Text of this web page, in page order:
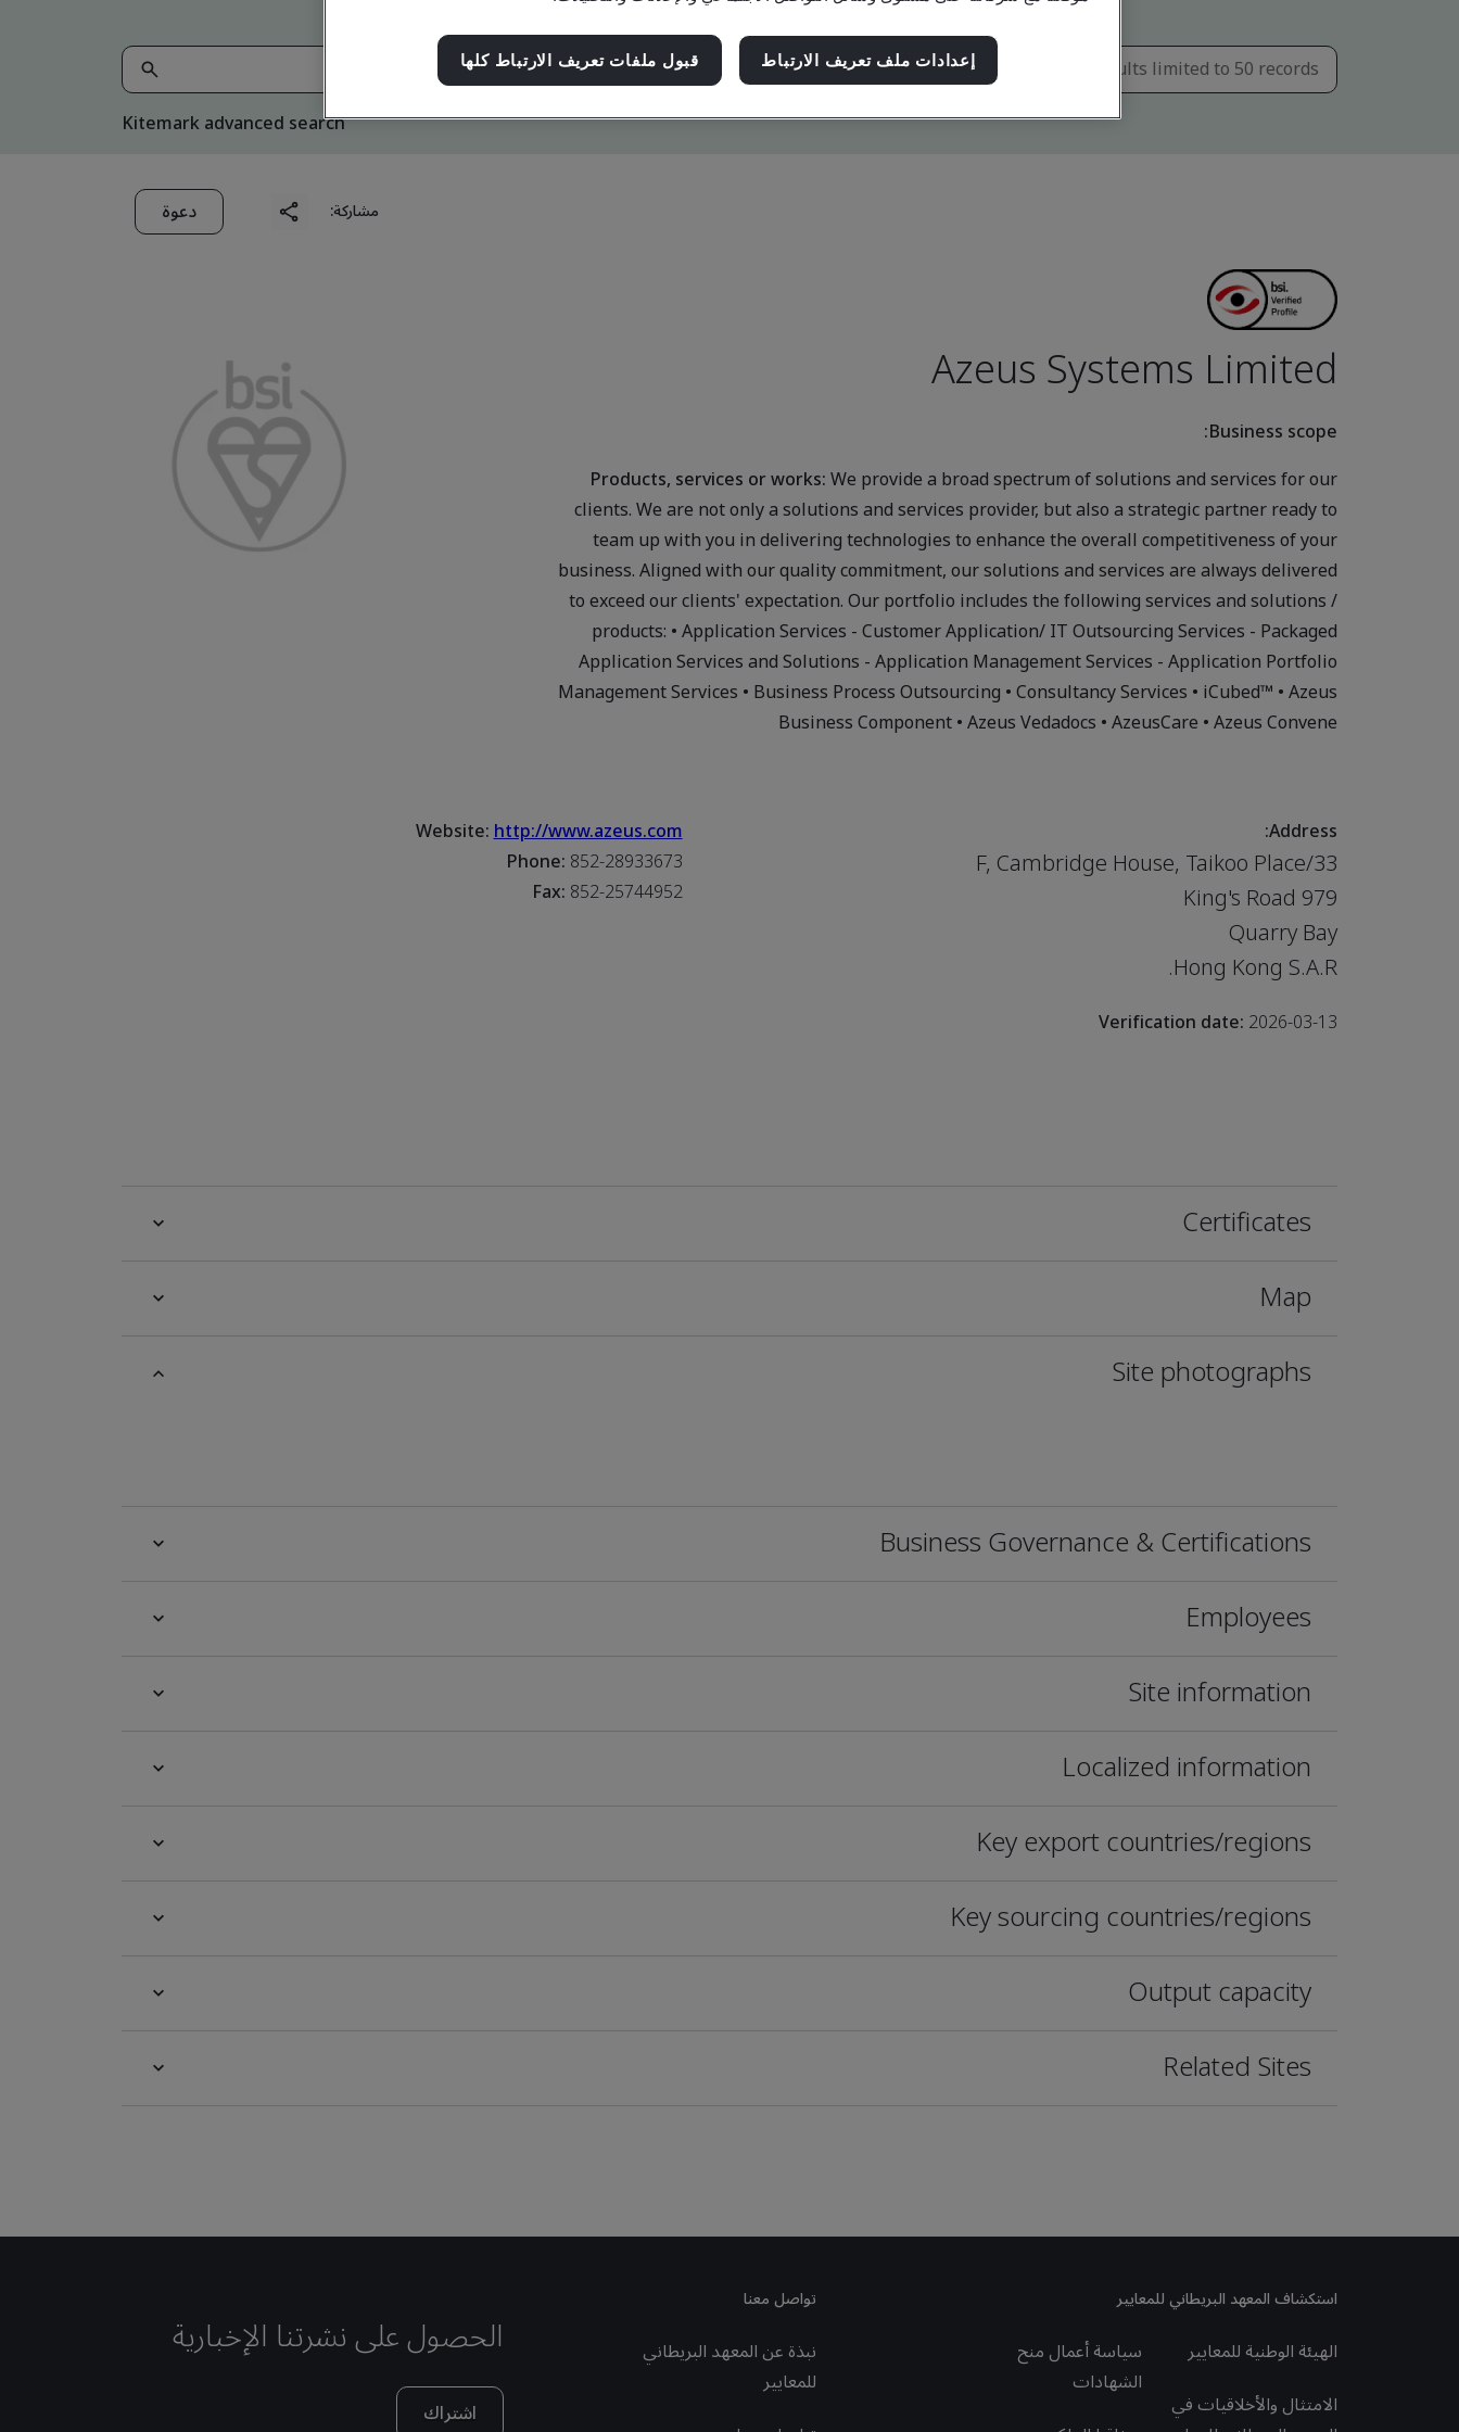
Kitemark advanced search
مشاركة: دعوة
Azeus Systems Limited
Business scope:
Products, services or works:We provide a broad spectrum of solutions and services for our
clients. We are not only a solutions and services provider, but also a strategic partner ready to
team up with you in delivering technologies to enhance the overall competitiveness of your
business. Aligned with our quality commitment, our solutions and services are always delivered
to exceed our clients' expectation. Our portfolio includes the following services and solutions /
products: • Application Services - Customer Application/ IT Outsourcing Services - Packaged
Application Services and Solutions - Application Management Services - Application Portfolio
Management Services • Business Process Outsourcing • Consultancy Services • iCubed™ • Azeus
Business Component • Azeus Vedadocs • AzeusCare • Azeus Convene
Address:
33/F, Cambridge House, Taikoo Place
979 King's Road
Quarry Bay
Hong Kong S.A.R.
Verification date:2026-03-13
Website:http://www.azeus.com
Phone:852-28933673
Fax:852-25744952
Certificates
Map
Site photographs
Business Governance & Certifications
Employees
Site information
Localized information
Key export countries/regions
Key sourcing countries/regions
Output capacity
Related Sites
استكشاف المعهد البريطاني للمعايير
الهيئة الوطنية للمعايير
الامتثال والأخلاقيات في
سياسة أعمال منح
الشهادات
تواصل معنا
نبذة عن المعهد البريطاني
للمعايير
الحصول على نشرتنا الإخبارية
اشتراك
إعدادات ملف تعريف الارتباط قبول ملفات تعريف الارتباط كلها